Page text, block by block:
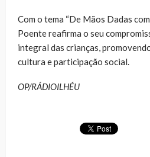
Com o tema “De Mãos Dadas
Poente reafirma o seu
integral das crianças,
cultura e participação social.
OP/RÁDIOILHÉU